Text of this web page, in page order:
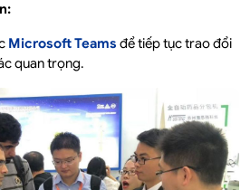
Microsoft Teams để tiếp tục trao đổi
quan trọng.